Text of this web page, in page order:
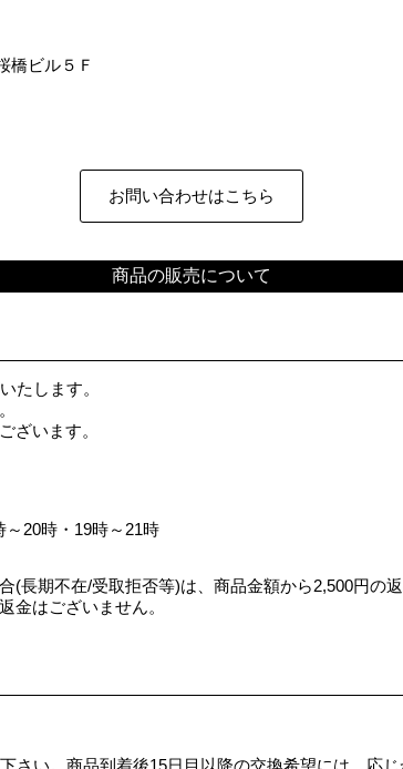
橋ビル５Ｆ
お問い合わせはこちら
商品の販売について
たします。
ざいます。
～20時・19時～21時
長期不在/受取拒否等)は、商品金額から2,500円の
金はございません。